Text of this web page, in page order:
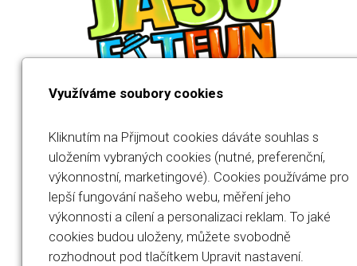
Jana Součková
IČO: 23567694
Využíváme soubory cookies
Kliknutím na Přijmout cookies dáváte souhlas s
uložením vybraných cookies (nutné, preferenční,
výkonnostní, marketingové). Cookies používáme pro
lepší fungování našeho webu, měření jeho
výkonnosti a cílení a personalizaci reklam. To jaké
cookies budou uloženy, můžete svobodně
rozhodnout pod tlačítkem Upravit nastavení.